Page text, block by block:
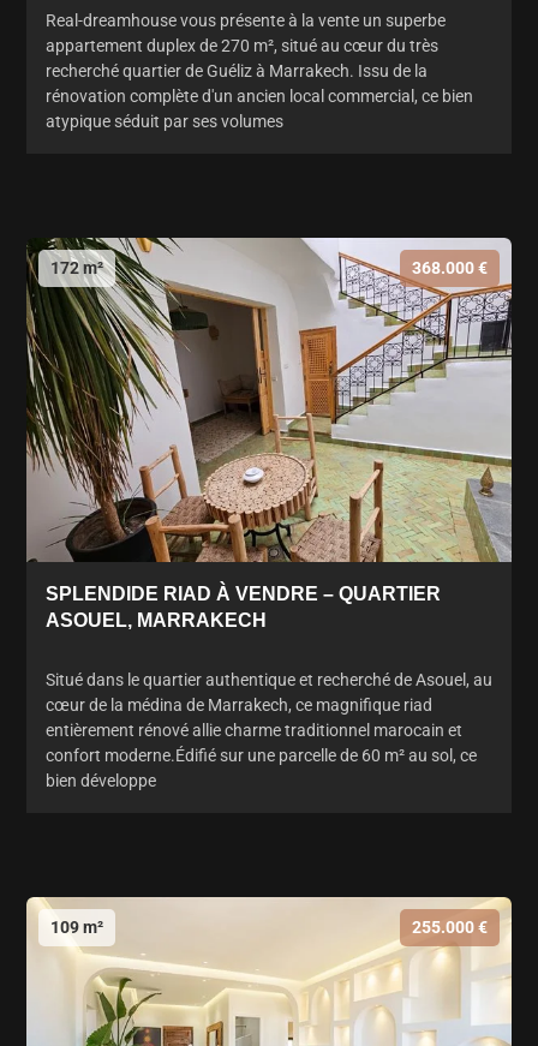
Real-dreamhouse vous présente à la vente un superbe
appartement duplex de 270 m², situé au cœur du très
recherché quartier de Guéliz à Marrakech. Issu de la
rénovation complète d'un ancien local commercial, ce bien
atypique séduit par ses volumes
172 m² 368.000 €
SPLENDIDE RIAD À VENDRE – QUARTIER
ASOUEL, MARRAKECH
Situé dans le quartier authentique et recherché de Asouel, au
cœur de la médina de Marrakech, ce magnifique riad
entièrement rénové allie charme traditionnel marocain et
confort moderne.Édifié sur une parcelle de 60 m² au sol, ce
bien développe
109 m² 255.000 €